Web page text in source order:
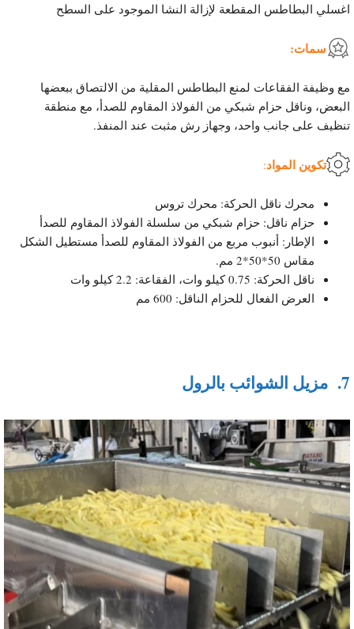
اغسلي البطاطس المقطعة لإزالة النشا الموجود على السطح
سمات:
مع وظيفة الفقاعات لمنع البطاطس المقلية من الالتصاق ببعضها
البعض، وناقل حزام شبكي من الفولاذ المقاوم للصدأ، مع منطقة
تنظيف على جانب واحد، وجهاز رش مثبت عند المنفذ.
تكوين المواد:
محرك ناقل الحركة: محرك تروس
حزام ناقل: حزام شبكي من سلسلة الفولاذ المقاوم للصدأ
الإطار: أنبوب مربع من الفولاذ المقاوم للصدأ مستطيل الشكل
مقاس 50*50*2 مم.
ناقل الحركة: 0.75 كيلو وات، الفقاعة: 2.2 كيلو وات
العرض الفعال للحزام الناقل: 600 مم
7. مزيل الشوائب بالرول